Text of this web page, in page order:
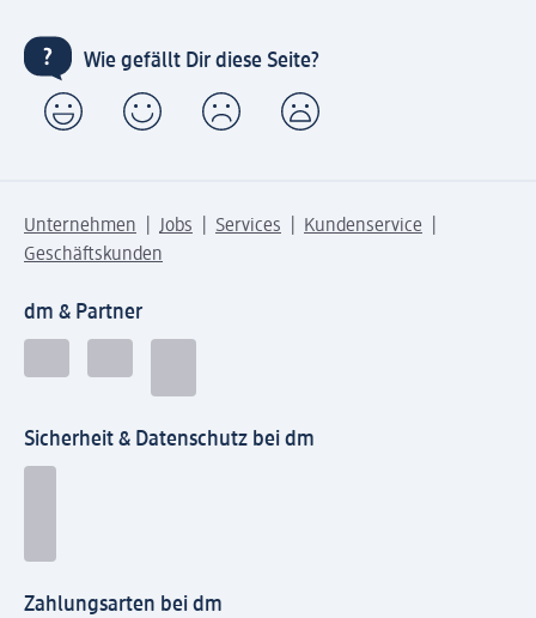
Wie gefällt Dir diese Seite?
Unternehmen Jobs Services
Kundenservice
Geschäftskunden
dm & Partner
Sicherheit & Datenschutz bei dm
Zahlungsarten bei dm